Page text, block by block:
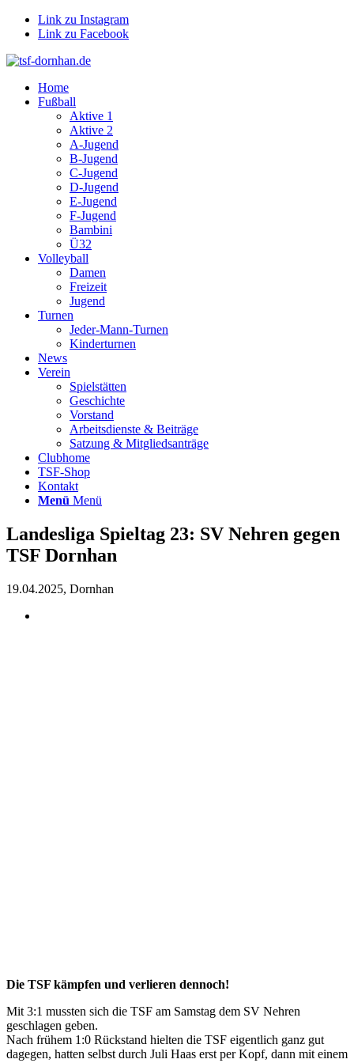
Link zu Instagram
Link zu Facebook
Home
Fußball
Aktive 1
Aktive 2
A-Jugend
B-Jugend
C-Jugend
D-Jugend
E-Jugend
F-Jugend
Bambini
Ü32
Volleyball
Damen
Freizeit
Jugend
Turnen
Jeder-Mann-Turnen
Kinderturnen
News
Verein
Spielstätten
Geschichte
Vorstand
Arbeitsdienste & Beiträge
Satzung & Mitgliedsanträge
Clubhome
TSF-Shop
Kontakt
Menü Menü
Landesliga Spieltag 23: SV Nehren gegen
TSF Dornhan
19.04.2025, Dornhan
Die TSF kämpfen und verlieren dennoch!
Mit 3:1 mussten sich die TSF am Samstag dem SV Nehren
geschlagen geben.
Nach frühem 1:0 Rückstand hielten die TSF eigentlich ganz gut
dagegen, hatten selbst durch Juli Haas erst per Kopf, dann mit einem